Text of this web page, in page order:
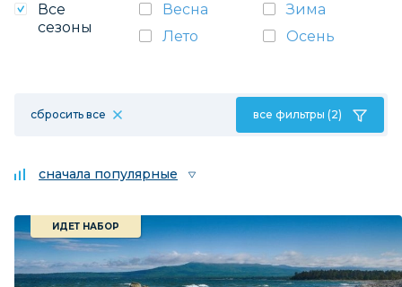
Все
сезоны
Весна
Зима
Лето
Осень
сбросить все все фильтры (2)
сначала популярные
ИДЕТ НАБОР